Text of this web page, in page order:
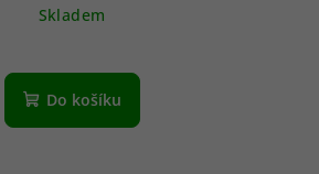
Skladem
Do košíku